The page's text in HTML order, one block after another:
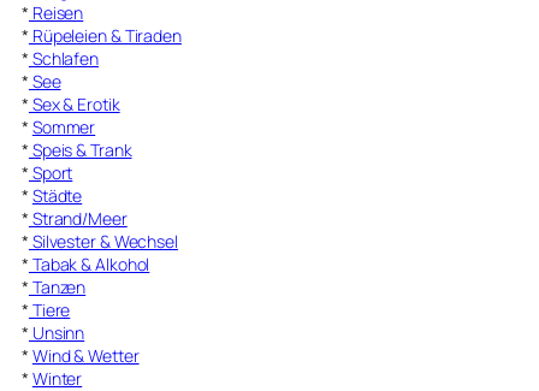
* Reisen
* Rüpeleien & Tiraden
* Schlafen
* See
* Sex & Erotik
* Sommer
* Speis & Trank
* Sport
* Städte
* Strand/Meer
* Silvester & Wechsel
* Tabak & Alkohol
* Tanzen
* Tiere
* Unsinn
* Wind & Wetter
* Winter